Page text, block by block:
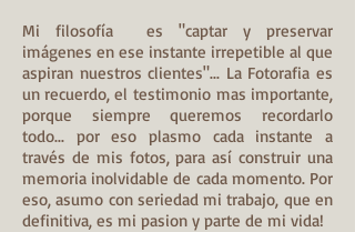
Mi filosofía es "captar y preservar
imágenes en ese instante irrepetible al que
aspiran nuestros clientes"... La Fotorafia es
un recuerdo, el testimonio mas importante,
porque siempre queremos recordarlo
todo... por eso plasmo cada instante a
través de mis fotos, para así construir una
memoria inolvidable de cada momento. Por
eso, asumo con seriedad mi trabajo, que en
definitiva, es mi pasion y parte de mi vida!